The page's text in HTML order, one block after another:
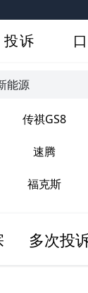
投诉
能源
传祺GS8
速腾
福克斯
多次投